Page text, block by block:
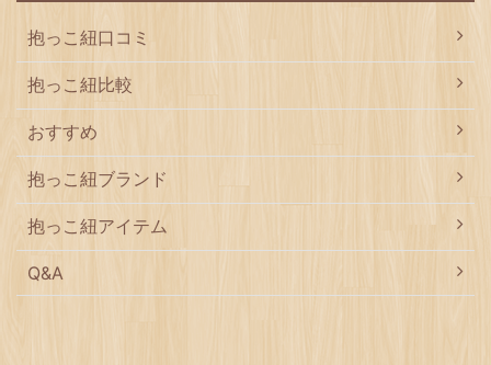
抱っこ紐口コミ
抱っこ紐比較
おすすめ
抱っこ紐ブランド
抱っこ紐アイテム
Q&A